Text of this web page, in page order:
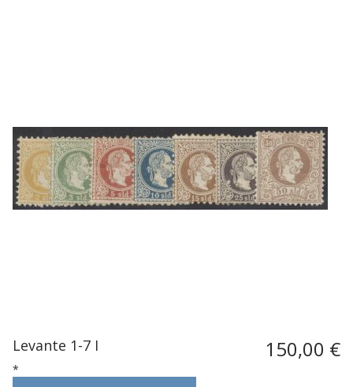
Levante 1-7 I 150,00 €
*